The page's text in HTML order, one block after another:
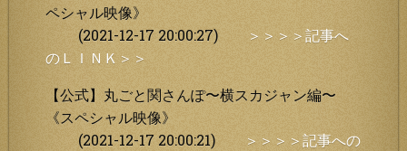
ペシャル映像》
(2021-12-17 20:00:27)
＞＞＞＞記事へ
のＬＩＮＫ＞＞
【公式】丸ごと関さんぽ〜横スカジャン編〜
《スペシャル映像》
(2021-12-17 20:00:21)
＞＞＞＞記事への